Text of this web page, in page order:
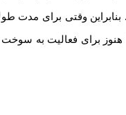
وقتی برای مدت
برای فعالیت به سوخت